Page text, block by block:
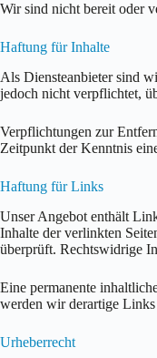
Wir sind nicht bereit oder
Haftung für Inhalte
Als Diensteanbieter sind
jedoch nicht verpflichtet,
Verpflichtungen zur
Zeitpunkt der Kenntnis
Haftung für Links
Unser Angebot enthält
Inhalte der verlinkten
überprüft. Rechtswidrige
Eine permanente
werden wir derartige Links
Urheberrecht